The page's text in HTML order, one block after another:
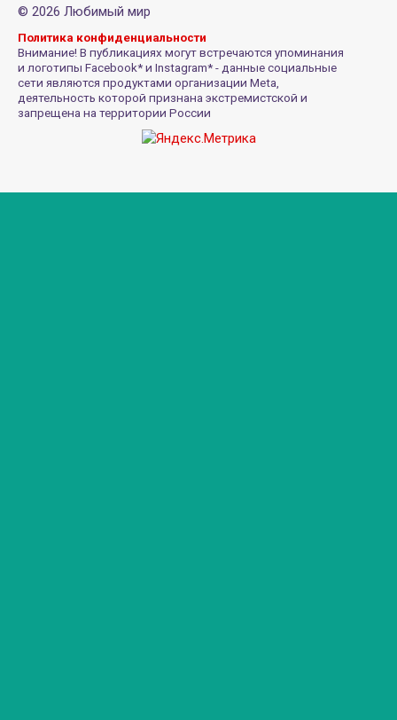
© 2026 Любимый мир
Политика конфиденциальности
Внимание! В публикациях могут встречаются упоминания
и логотипы Facebook* и Instagram* - данные социальные
сети являются продуктами организации Meta,
деятельность которой признана экстремистской и
запрещена на территории России